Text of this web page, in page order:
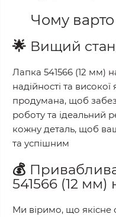
Чому
🌟 Вищий
Лапка 541566 (12 мм)
надійності та
продумана, щоб
роботу та ідеальний
кожну деталь, щоб
та успішним
💰
541566 (12 мм)
Ми віримо, що якісне